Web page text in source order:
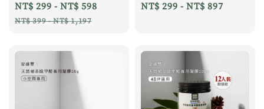
Sale
price
NT$ 299 -NT$ 598
NT$ 399-NT$ 1,197
Regular
NT$ 299 -NT$ 897